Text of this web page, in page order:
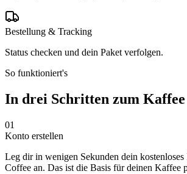
Bestellung & Tracking
Status checken und dein Paket verfolgen.
So funktioniert's
In drei Schritten zum Kaffee
01
Konto erstellen
Leg dir in wenigen Sekunden dein
Coffee an. Das ist die Basis für deinen Kaffee